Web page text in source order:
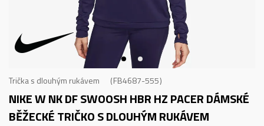
Trička s dlouhým rukávem FB4687-555
NIKE W NK DF SWOOSH HBR HZ PACERDÁMSKÉ
BĚŽECKÉ TRIČKO S DLOUHÝM RUKÁVEM